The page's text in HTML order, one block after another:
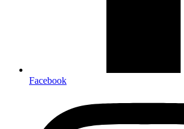
Facebook